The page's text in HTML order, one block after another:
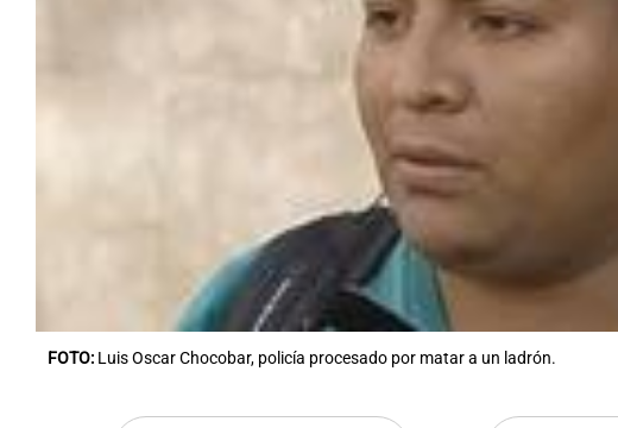
FOTO: Luis Oscar Chocobar, policía procesado por matar a un ladrón.
Editorial
Notas
Mundial 2026
Notas
La Sole en Cadena 3